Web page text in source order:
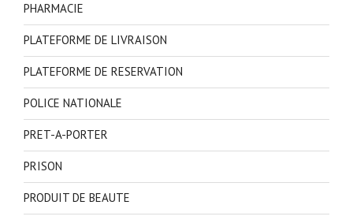
PHARMACIE
PLATEFORME DE LIVRAISON
PLATEFORME DE RESERVATION
POLICE NATIONALE
PRET-A-PORTER
PRISON
PRODUIT DE BEAUTE